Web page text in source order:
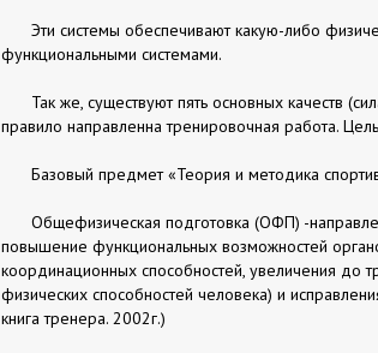
Эти системы обеспечивают какую-либо
функциональными системами.
Так же, существуют пять основных качеств
правило направленна тренировочная работа.
Базовый предмет «Теория и методика
Общефизическая подготовка (ОФП) -
повышение функциональных возможностей
координационных способностей, увеличения до
физических способностей человека) и
книга тренера. 2002г.)